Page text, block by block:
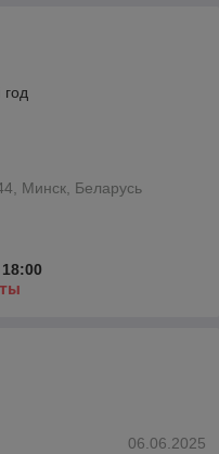
Минск, Беларусь
06.06.2025